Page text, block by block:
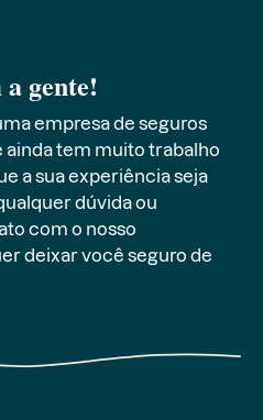
gente!
empresa de seguros
ainda tem muito trabalho
a sua experiência seja
dúvida ou
com o nosso
deixar você seguro de